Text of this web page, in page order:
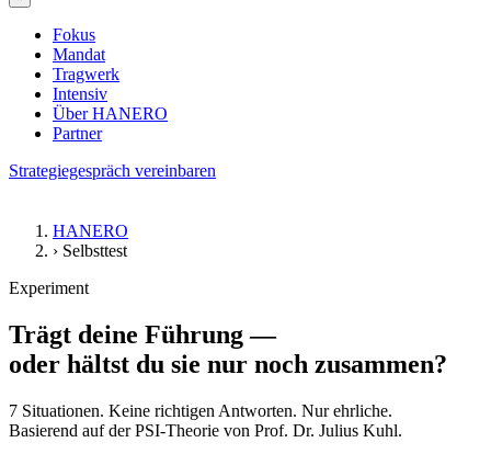
Fokus
Mandat
Tragwerk
Intensiv
Über HANERO
Partner
Strategiegespräch vereinbaren
HANERO
› Selbsttest
Experiment
Trägt deine Führung —
oder hältst du sie nur noch zusammen?
7 Situationen. Keine richtigen Antworten. Nur ehrliche.
Basierend auf der PSI-Theorie von Prof. Dr. Julius Kuhl.